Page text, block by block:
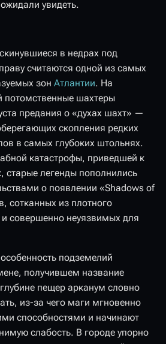
увидеть.
в недрах под
считаются одной из самых
зон Атлантии. На
потомственные шахтеры
предания о «духах шахт» —
скопления редких
в самых глубоких штольнях.
катастрофы, приведшей к
старые легенды пополнились
о появлении «Shadows of
сотканных из плотного
совершенно неуязвимых для
подземелий
получившем название
пещер арканум словно
из-за чего маги мгновенно
способностями и начинают
слабость. В городе упорно